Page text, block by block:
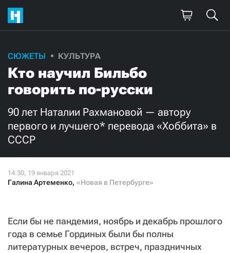
СЮЖЕТЫ КУЛЬТУРА
Кто научил Бильбо
говорить по-русски
90 лет Наталии Рахмановой — автору
первого и лучшего* перевода «Хоббита» в
СССР
Галина Артеменко, «Новая в Петербурге»
Если бы не пандемия, ноябрь и декабрь прошлого
года в семье Гординых были бы полны
литературных вечеров, встреч, праздничных
Поддержите
нашу работу!
Ежемесячно Разово
3000 1000
я принимаю
и подтверждаю свое гражданство РФ
СТАТЬ СОУЧАСТНИКОМ
ПОДЕЛИТЬСЯ С ДРУЗЬЯМИ